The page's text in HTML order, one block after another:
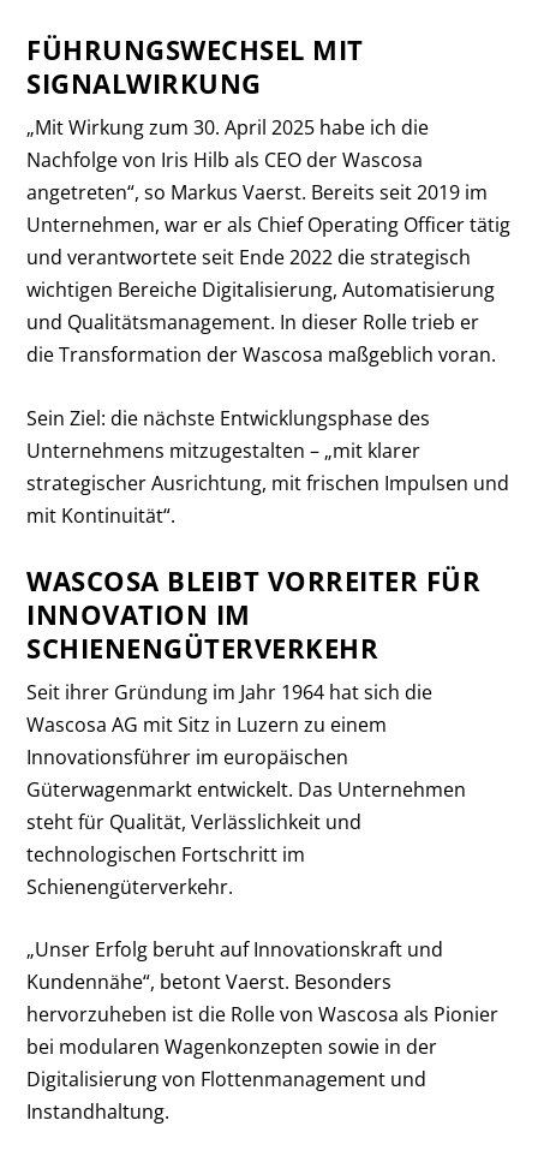
FÜHRUNGSWECHSEL MIT
SIGNALWIRKUNG
„Mit Wirkung zum 30. April 2025 habe ich die
Nachfolge von Iris Hilb als CEO der Wascosa
angetreten“, so Markus Vaerst. Bereits seit 2019 im
Unternehmen, war er als Chief Operating Officer tätig
und verantwortete seit Ende 2022 die strategisch
wichtigen Bereiche Digitalisierung, Automatisierung
und Qualitätsmanagement. In dieser Rolle trieb er
die Transformation der Wascosa maßgeblich voran.
Sein Ziel: die nächste Entwicklungsphase des
Unternehmens mitzugestalten – „mit klarer
strategischer Ausrichtung, mit frischen Impulsen und
mit Kontinuität“.
WASCOSA BLEIBT VORREITER FÜR
INNOVATION IM
SCHIENENGÜTERVERKEHR
Seit ihrer Gründung im Jahr 1964 hat sich die
Wascosa AG mit Sitz in Luzern zu einem
Innovationsführer im europäischen
Güterwagenmarkt entwickelt. Das Unternehmen
steht für Qualität, Verlässlichkeit und
technologischen Fortschritt im
Schienengüterverkehr.
„Unser Erfolg beruht auf Innovationskraft und
Kundennähe“, betont Vaerst. Besonders
hervorzuheben ist die Rolle von Wascosa als Pionier
bei modularen Wagenkonzepten sowie in der
Digitalisierung von Flottenmanagement und
Instandhaltung.